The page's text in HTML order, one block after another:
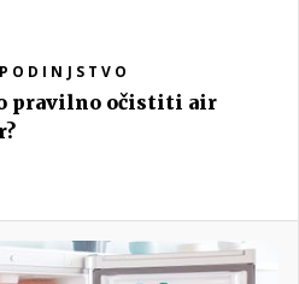
pravilno očistiti air